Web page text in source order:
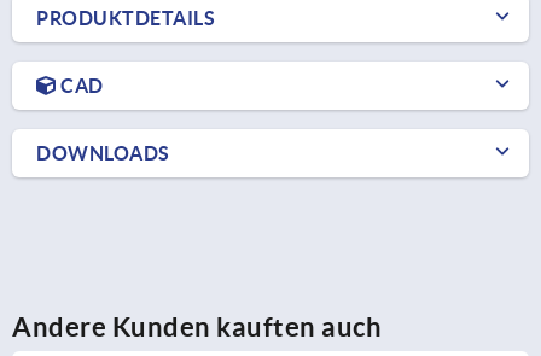
PRODUKTDETAILS
CAD
DOWNLOADS
Andere Kunden kauften auch